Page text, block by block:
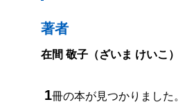
著者
在間 敬子 （ざいま けいこ）
1冊の本が見つかりました。